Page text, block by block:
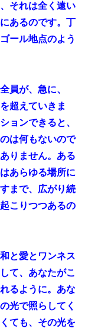
それは全く遠い
あるのです。丁
ール地点のよう
員が、急に、
超えていきま
ョンできると、
は何もないので
りません。ある
あらゆる場所に
まで、広がり続
こりつつあるの
と愛とワンネス
て、あなたがこ
るように。あな
光で照らしてく
ても、その光を